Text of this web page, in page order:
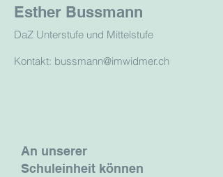
Esther Bussmann
DaZ Unterstufe und Mittelstufe
Kontakt: bussmann@imwidmer.ch
An unserer
Schuleinheit können